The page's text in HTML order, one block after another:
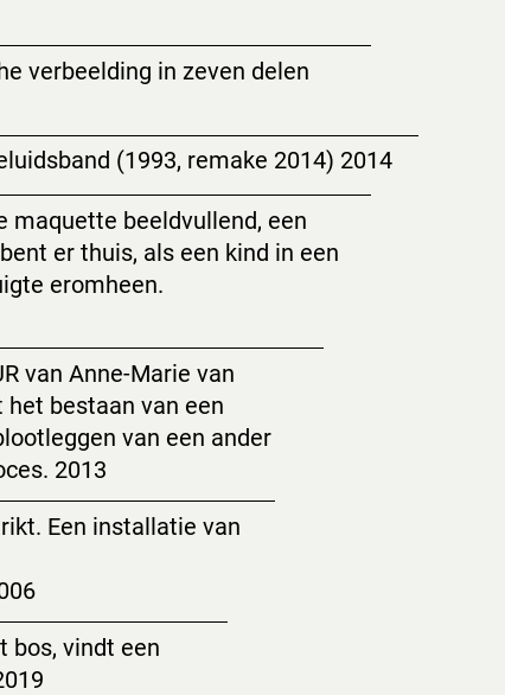
verbeelding in zeven delen
(1993, remake 2014) 2014
maquette beeldvullend, een
er thuis, als een kind in een
eromheen.
van Anne-Marie van
het bestaan ​​van een
van een ander
2013
Een installatie van
bos, vindt een